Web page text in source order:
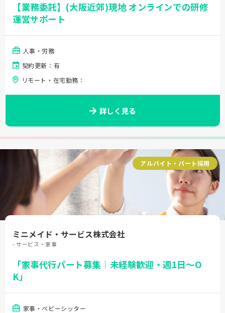
【業務委託】(大阪近郊)現地 オンラインでの研修
運営サポート
人事・労務
契約更新：有
リモート・在宅勤務：
詳しく見る
アルバイト・パート採用
ミニメイド・サービス株式会社
- サービス・家事
「家事代行パート募集｜未経験歓迎・週1日～O
K」
家事・ベビーシッター